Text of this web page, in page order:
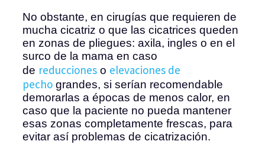
No obstante, en cirugías que requieren de
mucha cicatriz o que las cicatrices queden
en zonas de pliegues: axila, ingles o en el
surco de la mama en caso
de reducciones o elevaciones de
pecho grandes, si serían recomendable
demorarlas a épocas de menos calor, en
caso que la paciente no pueda mantener
esas zonas completamente frescas, para
evitar así problemas de cicatrización.